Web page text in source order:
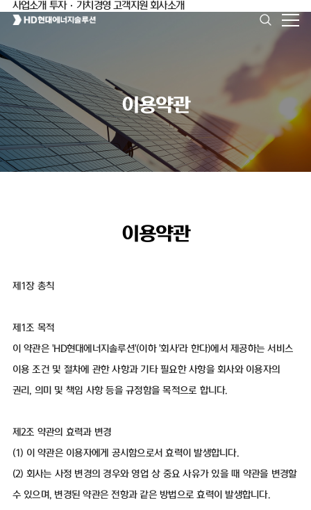
사업소개 투자·가치경영 고객지원 회사소개
이용약관
이용약관
제1장 총칙
제1조 목적
이 약관은 'HD현대에너지솔루션'(이하 '회사'라 한다)에서 제공하는 서비스
이용 조건 및 절차에 관한 사항과 기타 필요한 사항을 회사와 이용자의
권리, 의미 및 책임 사항 등을 규정함을 목적으로 합니다.
제2조 약관의 효력과 변경
(1) 이 약관은 이용자에게 공시함으로서 효력이 발생합니다.
(2) 회사는 사정 변경의 경우와 영업 상 중요 사유가 있을 때 약관을 변경할
수 있으며, 변경된 약관은 전항과 같은 방법으로 효력이 발생합니다.